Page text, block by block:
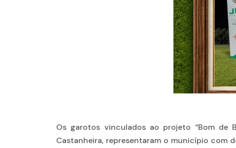
Os garotos vinculados ao projeto “Bom de
Castanheira, representaram o município com